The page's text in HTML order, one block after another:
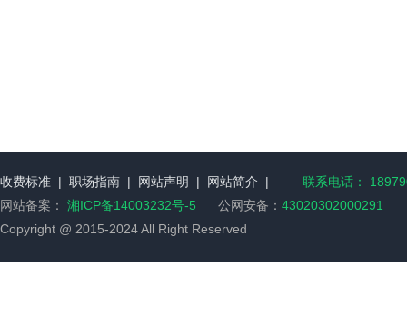
收费标准 | 职场指南 | 网站声明 | 网站简介 |
联系电话：
网站备案： 湘ICP备14003232号-5 公网安备： 43020302000291
Copyright @ 2015-2024 All Right Reserved